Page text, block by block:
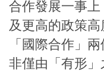
合作發展一事
及更高的政策
「國際合作」
非僅由「有形